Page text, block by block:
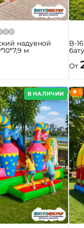
надувной
м
B-
От
В НАЛИЧИИ 5